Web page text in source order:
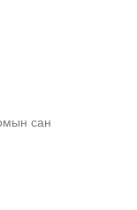
сан